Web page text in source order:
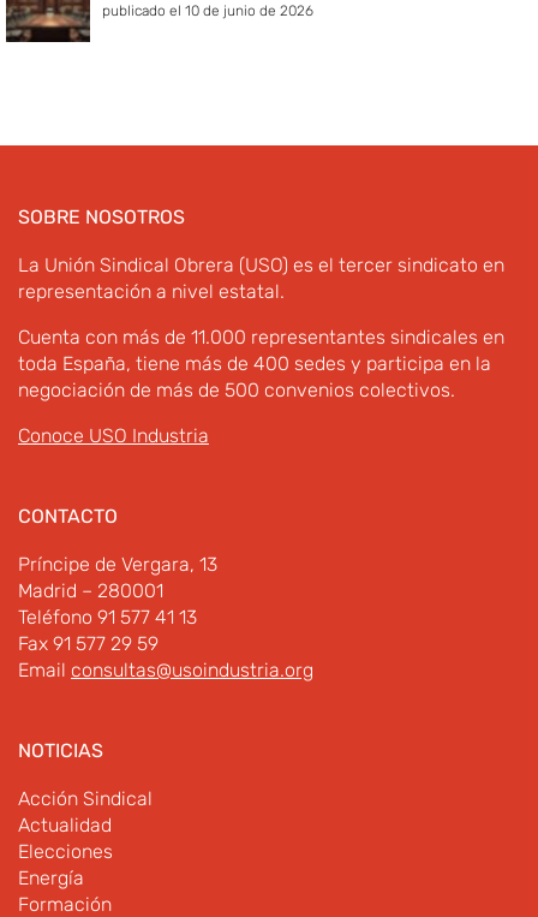
publicado el 10 de junio de 2026
SOBRE NOSOTROS
La Unión Sindical Obrera (USO) es el tercer sindicato en
representación a nivel estatal.
Cuenta con más de 11.000 representantes sindicales en
toda España, tiene más de 400 sedes y participa en la
negociación de más de 500 convenios colectivos.
Conoce USO Industria
CONTACTO
Príncipe de Vergara, 13
Madrid – 280001
Teléfono 91 577 41 13
Fax 91 577 29 59
Email consultas@usoindustria.org
NOTICIAS
Acción Sindical
Actualidad
Elecciones
Energía
Formación